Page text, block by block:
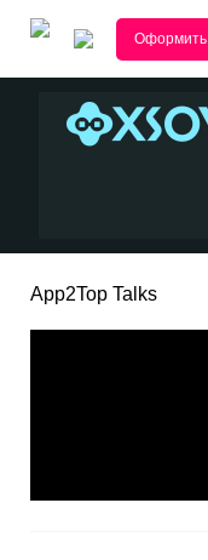
Оформить
App2Top Talks